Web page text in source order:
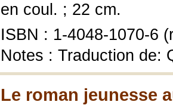
en coul. ; 22 cm.
ISBN : 1-4048-1070-6
Notes : Traduction de:
Le roman jeunesse